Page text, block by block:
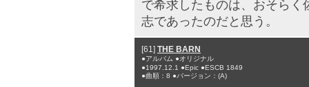
で希求したものは、おそら
志であったのだと思う。
[61] THE BARN
●アルバム ●オリジナル
●1997.12.1 ●Epic ●ESCB 1849
●曲順：8 ●バージョン：(A)